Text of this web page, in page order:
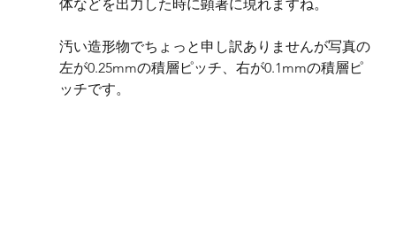
体などを出力した時に顕著に現れますね。
汚い造形物でちょっと申し訳ありませんが写真の
左が0.25mmの積層ピッチ、右が0.1mmの積層ピ
ッチです。